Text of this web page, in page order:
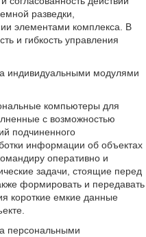
разведки,
элементами комплекса. В
и гибкость управления
индивидуальными модулями
компьютеры для
с возможностью
подчиненного
информации об объектах
оперативно и
задачи, стоящие перед
формировать и передавать
короткие емкие данные
персональными